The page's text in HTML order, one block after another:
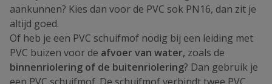
aankunnen? Kies dan voor de PVC sok PN16, dan zit je
altijd goed.
Of heb je een PVC schuifmof nodig bij een leiding met
PVC buizen voor de afvoer van water, zoals de
binnenriolering of de buitenriolering? Dan gebruik je